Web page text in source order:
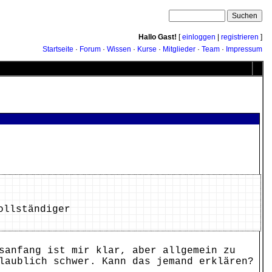
Hallo Gast! [einloggen registrieren ]
Startseite · Forum · Wissen · Kurse · Mitglieder · Team · Impressum
ist mir klar, aber allgemein zu
schwer. Kann das jemand erklären?